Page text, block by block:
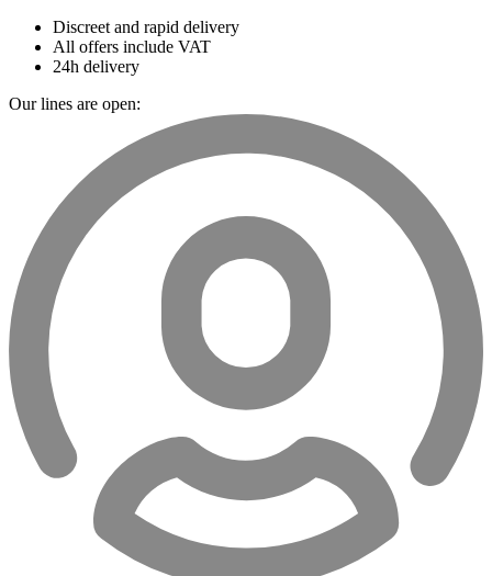
Discreet and rapid delivery
All offers include VAT
24h delivery
Our lines are open: